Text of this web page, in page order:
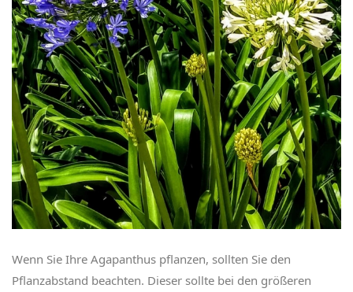
Wenn Sie Ihre Agapanthus pflanzen, sollten Sie den
Pflanzabstand beachten. Dieser sollte bei den größeren